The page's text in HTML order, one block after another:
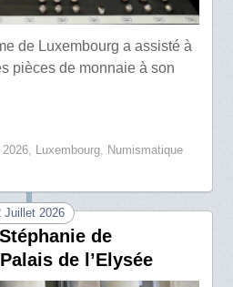
de Luxembourg a assisté à
pièces de monnaie à son
, Luxembourg, Numismatique
Juillet 2026
de
de l’Elysée